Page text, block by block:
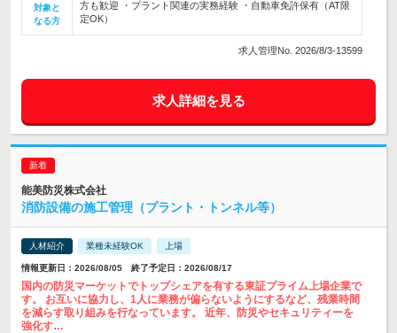
対象と
なる方
方も歓迎 ・プラント関連の実務経験 ・自動車免許保有（AT限
定OK）
求人管理No. 2026/8/3-13599
求人詳細を見る
能美防災株式会社
消防設備の施工管理（プラント・トンネル等）
人材紹介 業種未経験OK 上場
情報更新日：2026/08/05 終了予定日：2026/08/17
国内の防災マーケットでトップシェアを有する東証プライム上場企業で
す。 お互いに協力し、1人に業務が偏らないようにするなど、残業時間
を減らす取り組みを行なっています。 近年、防災やセキュリティーを
強化す…